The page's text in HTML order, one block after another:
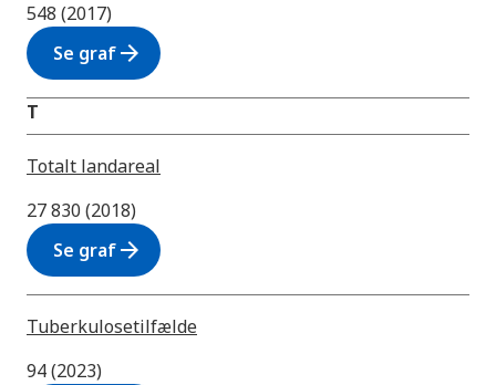
548 (2017)
Se grafarrow_forward
T
Totalt landareal
27 830 (2018)
Se grafarrow_forward
Tuberkulosetilfælde
94 (2023)